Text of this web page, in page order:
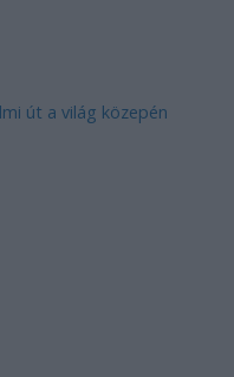
út a világ közepén